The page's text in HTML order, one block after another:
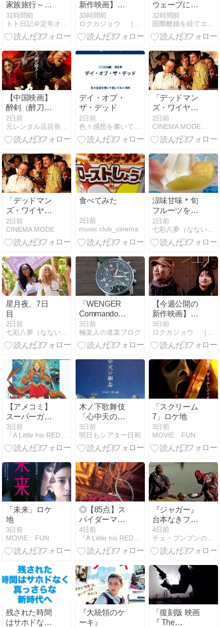
家族旅行～米
国ケンタッキ
ー州レキシン
トンでの夏休
31時間前
新作映画】
『あの星が降
る丘で、君と
また出会いた
8月7日公開情
報と私感
33時間前
ウェーブに乗
るなら今！災
害を避ける方
法
32時間前
【中国映画】
醉剣（醉刀客
DRUNKEN
BLADE/THE
KILLER OF
92分
2日前
元レンタル店店長まぁくのB級日常映画館
デイ・オブ・
ザ・デッド
2日前
「デッドマン
ズ・ワイヤ
ー」【ネタバ
レ感想】滑稽
な犯人トニー
「狂っている
のは誰だ？」
2日前
CINEMA MODE｜映画の感想/レビューブログ
「デッドマン
ズ・ワイヤ
ー」【ネタバ
レ感想】滑稽
な犯人トニー
「狂っている
のは誰だ？」
2日前
CINEMA MODE
食べてみた
2日前
music club_cinema
涼味甘味＊旬
フルーツをい
ただく。〜
2日前
星月夜、7日
目
2日前
七彩八夢（なないろはちむ）
「WENGER
Commando
Chrono
70725」の巻
3日前
極楽人の道楽ブログ
【今週公開の
新作映画】
『ゴースト・
オブ・ウエ
ノ』2026年8
報と私感
3日前
ロクカジョウ ［映画や商品を紹介］
【アメコミ】
スーパーガー
ル：ウーマ
ン・オブ・ト
ゥモロー 完全
想】
3日前
『A Little his REDEMPTION.』
木ノ下歌舞伎
「心中天の網
島」＠吉祥寺
シアター
3日前
明日もシアター日和
「スクリーム
7」ロケ地
3日前
MOVIE FUN
「未来」ロケ
地
3日前
MOVIE FUN
◎【85点】ス
パイダーマ
ン：ブラン
ド・ニュー・
デイ【解説・
こそ真のブラ
ン・ニュー・
デイ？】◎
4日前
『A Little his REDEMPTION.』
『ジャガー』
台本なきフィ
クションを通
じて
4日前
チェ・ブンブンのカルチュール・フランセーズ
残された時間
はサホドなく
『大統領のケ
ーキ』
「復刻版 映画
『 The